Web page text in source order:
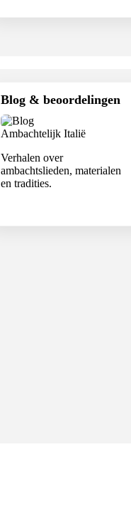
Blog & beoordelingen
Ambachtelijk Italië
Verhalen over
ambachtslieden, materialen
en tradities.